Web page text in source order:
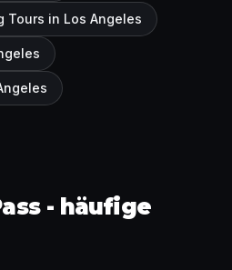
Tours in Los Angeles
- häufige